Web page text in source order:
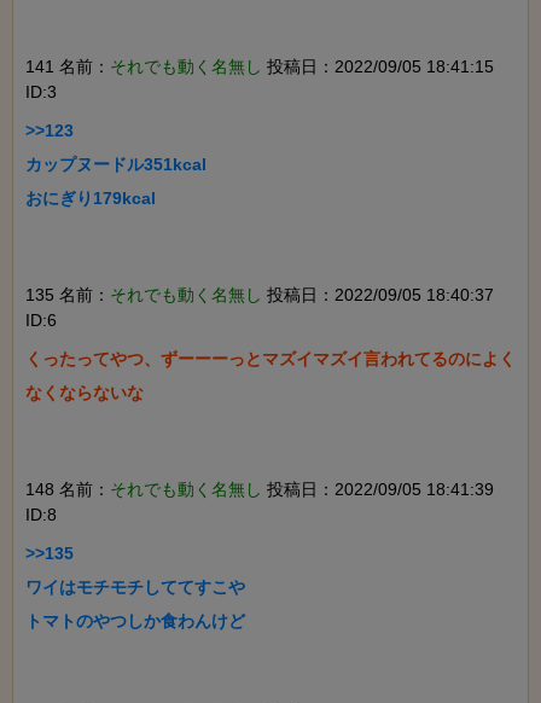
141 名前： それでも動く名無し 投稿日：2022/09/05 18:41:15
ID:3
>>123
カップヌードル351kcal
おにぎり179kcal
135 名前： それでも動く名無し 投稿日：2022/09/05 18:40:37
ID:6
くったってやつ、ずーーーっとマズイマズイ言われてるのによく
なくならないな
148 名前： それでも動く名無し 投稿日：2022/09/05 18:41:39
ID:8
>>135
ワイはモチモチしててすこや
トマトのやつしか食わんけど